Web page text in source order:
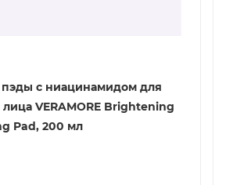
с ниацинамидом для
VERAMORE Brightening
Pad, 200 мл